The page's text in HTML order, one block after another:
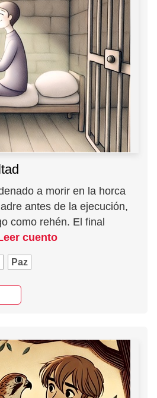
a morir en la horca
antes de la ejecución,
como rehén. El final
cuento
Paz